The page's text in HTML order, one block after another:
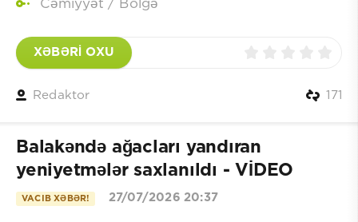
Cəmiyyət / Bölgə
XƏBƏRİ OXU
Redaktor 171
Balakəndə ağacları yandıran
yeniyetmələr saxlanıldı - VİDEO
VACIB XƏBƏR! 27/07/2026 20:37